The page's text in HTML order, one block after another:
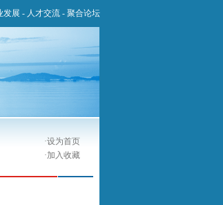
发展 - 人才交流 - 聚合论坛
·设为首页
·加入收藏